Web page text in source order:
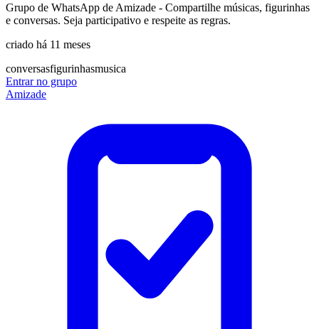
Grupo de WhatsApp de Amizade - Compartilhe músicas, figurinhas
e conversas. Seja participativo e respeite as regras.
criado há 11 meses
conversasfigurinhasmusica
Entrar no grupo
Amizade